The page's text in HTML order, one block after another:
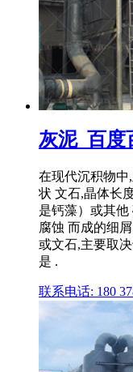
灰泥_百度
在现代沉积物中
状 文石,晶体长
是钙藻）或其
腐蚀 而成的细
或文石,主要取
是 .
联系电话: 180